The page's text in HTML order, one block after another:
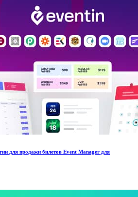
для продажи билетов Event Manager для